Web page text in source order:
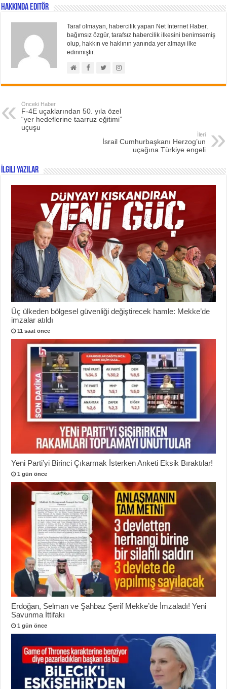
Hakkında Editör
Taraf olmayan, habercilik yapan Net İnternet Haber,
bağımsız özgür, tarafsız habercilik ilkesini benimsemiş
olup, hakkın ve haklının yanında yer almayı ilke
edinmiştir.
Önceki Haber
F-4E uçaklarından 50. yıla özel
“yer hedeflerine taarruz eğitimi”
uçuşu
İleri
İsrail Cumhurbaşkanı Herzog’un
uçağına Türkiye engeli
İlgili Yazılar
Üç ülkeden bölgesel güvenliği değiştirecek hamle: Mekke’de
imzalar atıldı
11 saat önce
Yeni Parti’yi Birinci Çıkarmak İsterken Anketi Eksik Bıraktılar!
1 gün önce
Erdoğan, Selman ve Şahbaz Şerif Mekke’de İmzaladı! Yeni
Savunma İttifakı
1 gün önce